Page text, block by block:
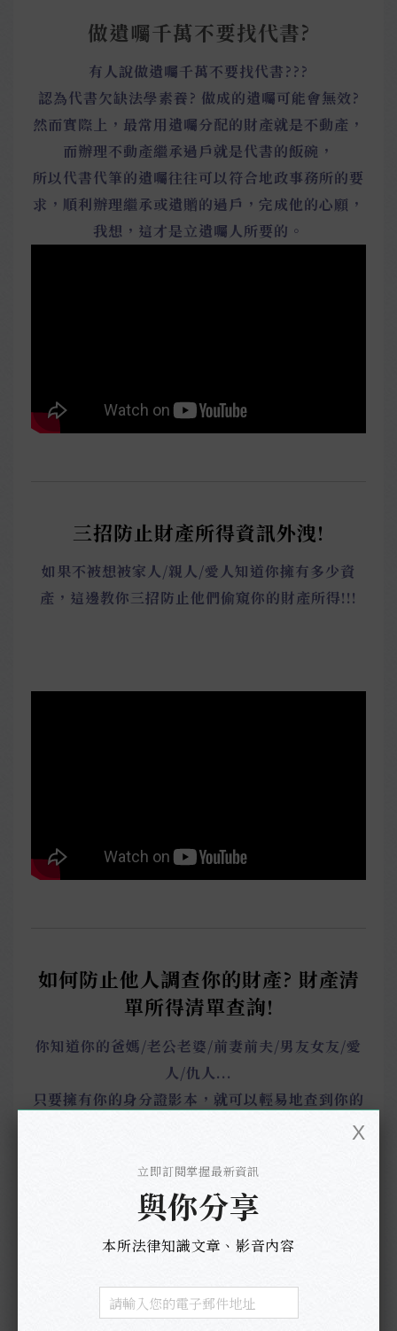
做遺囑千萬不要找代書?
有人說做遺囑千萬不要找代書???
認為代書欠缺法學素養? 做成的遺囑可能會無效?
然而實際上，最常用遺囑分配的財產就是不動產，
而辦理不動產繼承過戶就是代書的飯碗，
所以代書代筆的遺囑往往可以符合地政事務所的要
求，順利辦理繼承或遺贈的過戶，完成他的心願，
我想，這才是立遺囑人所要的。
三招防止財產所得資訊外洩!
如果不被想被家人/親人/愛人知道你擁有多少資
產，這邊教你三招防止他們偷窺你的財產所得!!!
如何防止他人調查你的財產? 財產清
單所得清單查詢!
你知道你的爸媽/老公老婆/前妻前夫/男友女友/愛
人/仇人...
只要擁有你的身分證影本，就可以輕易地查到你的